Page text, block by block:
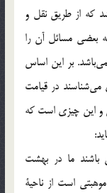
كه از طريق نقل و
بعضي مسائل آن را
بر اين اساس
مي‌شناسند در قيامت
و اين چيزي است كه
باشند ما در بهشت
مي‌كنيم»[1] اين خود موهبتي است از ناحية